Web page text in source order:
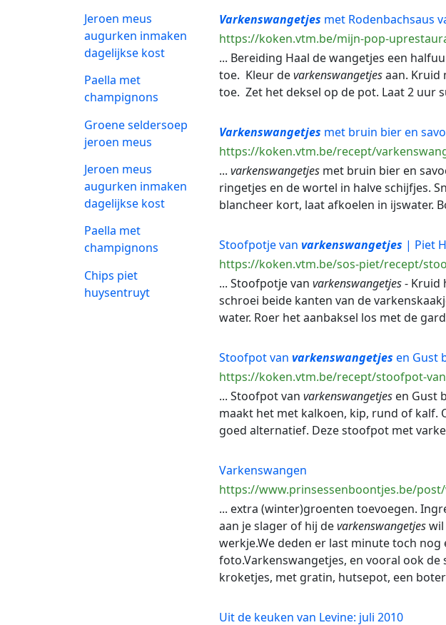
Jeroen meus
augurken inmaken
dagelijkse kost
Paella met
champignons
Groene seldersoep
jeroen meus
Jeroen meus
augurken inmaken
dagelijkse kost
Paella met
champignons
Chips piet
huysentruyt
Varkenswangetjes met Rodenbachsaus
https://koken.vtm.be/mijn-pop-
... Bereiding Haal de wangetjes een
toe. Kleur devarkenswangetjesaan. Kruid
toe. Zet het deksel op de pot. Laat 2 uur
Varkenswangetjes met bruin bier en
https://koken.vtm.be/recept/
... varkenswangetjesmet bruin bier en
ringetjes en de wortel in halve schijfjes.
blancheer kort, laat afkoelen in ijswater.
Stoofpotje van varkenswangetjes | Piet
https://koken.vtm.be/sos-piet/recept/
... Stoofpotje van varkenswangetjes- Kruid
schroei beide kanten van de
water. Roer het aanbaksel los met de
Stoofpot van varkenswangetjes en Gust
https://koken.vtm.be/recept/stoofpot-
... Stoofpot van varkenswangetjesen Gust
maakt het met kalkoen, kip, rund of kalf.
goed alternatief. Deze stoofpot met
Varkenswangen
https://www.prinsessenboontjes.be/
... extra (winter)groenten toevoegen.
aan je slager of hij devarkenswangetjeswil
werkje.We deden er last minute toch
foto.Varkenswangetjes, en vooral ook
kroketjes, met gratin, hutsepot, een
Uit de keuken van Levine: juli 2010